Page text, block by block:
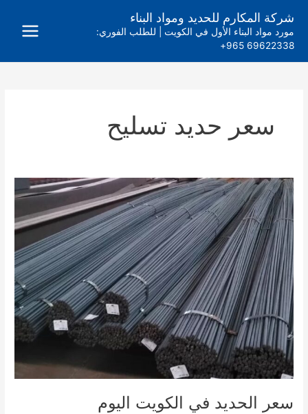
المحتوى
شركة المكارم للحديد ومواد البناء
مورد مواد البناء الأول في الكويت | للطلب الفوري:
69622338 965+
سعر حديد تسليح
سعر الحديد في الكويت اليوم
سعر
الحديد
في
الكويت
اليوم